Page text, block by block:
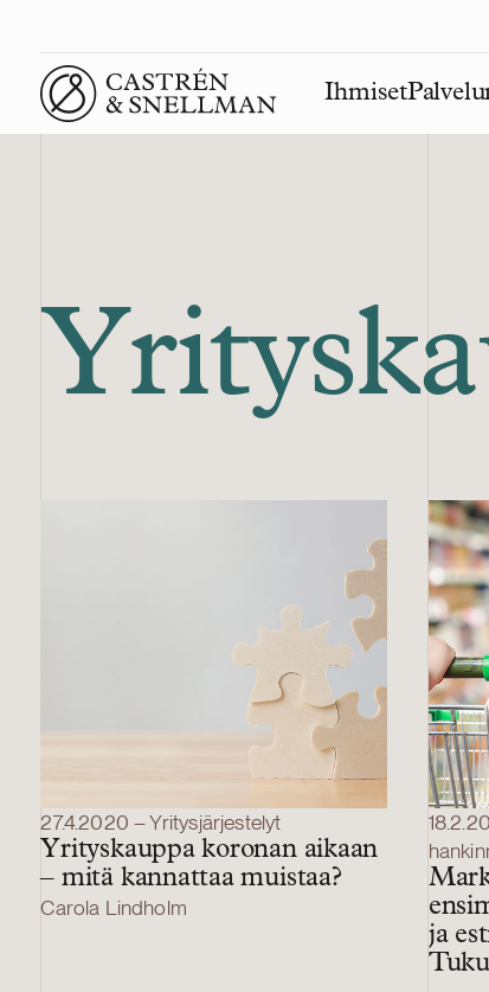
Front page
Ihmiset
27.4.2020 – Yritysjärjestelyt
Yrityskauppa koronan aikaan
– mitä kannattaa muistaa?
Carola Lindholm
ja